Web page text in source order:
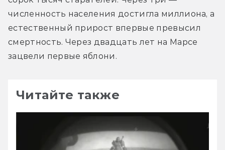
численность населения достигла миллиона, а
естественный прирост впервые превысил
смертность. Через двадцать лет на Марсе
зацвели первые яблони.
Читайте также